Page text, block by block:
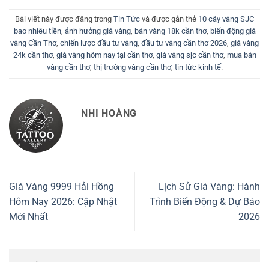
Bài viết này được đăng trong Tin Tức và được gắn thẻ 10 cây vàng SJC
bao nhiêu tiền, ảnh hưởng giá vàng, bán vàng 18k cần thơ, biến động giá
vàng Cần Thơ, chiến lược đầu tư vàng, đầu tư vàng cần thơ 2026, giá vàng
24k cần thơ, giá vàng hôm nay tại cần thơ, giá vàng sjc cần thơ, mua bán
vàng cần thơ, thị trường vàng cần thơ, tin tức kinh tế.
NHI HOÀNG
Giá Vàng 9999 Hải Hồng
Hôm Nay 2026: Cập Nhật
Mới Nhất
Lịch Sử Giá Vàng: Hành
Trình Biến Động & Dự Báo
2026